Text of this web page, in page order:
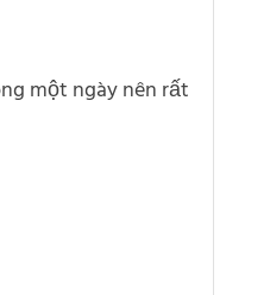
một ngày nên rất